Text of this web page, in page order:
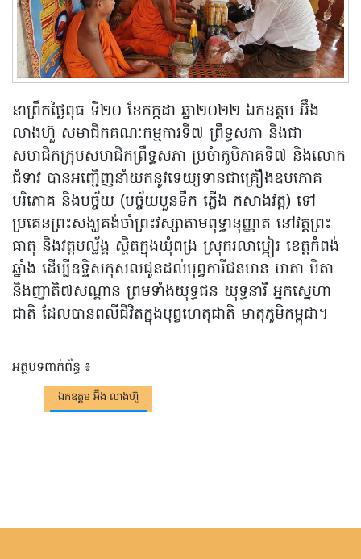
នាព្រឹកថ្ងៃពុធ ទី២០ ខែកក្កដា ឆ្នា២០២២ ឯកឧត្តម អ៊ឹង
លាងហ៊ួ សមាជិកគណៈកម្មការទី៧ ព្រឹទ្ធសភា និងជា
សមាជិកក្រុមសមាជិកព្រឹទ្ធសភា ប្រចំាភូមិភាគទី៧ និងលោក
ជំទាវ បានអញ្ជើញនាំយកនូវទេយ្យទានជាគ្រឿងឧបភោគ
បរិភោគ និងបច្ច័យ (បច្ច័យបួនទឹក ភ្លើង កសាងវត្ត) ទៅ
ប្រគេនព្រះសង្ឃគង់ចាំព្រះវស្សាតាមពុទ្ធានុញ្ញាត នៅវត្តព្រះ
ធាតុ និងវត្តបល្ល័ង្គ ស្ថិតក្នុងឃុំពង្រ ស្រុករលាប្អៀរ ខេត្តកំពង់
ឆ្នាំង ដើម្បីឧទ្ទិសកុសលជូនដល់បុព្វការីជនមាន មាតា បិតា
និងញាតិ៧សណ្តាន ព្រមទាំងយុទ្ធជន យុទ្ធនារី អ្នកស្នេហា
ជាតិ ដែលបានពលីជីវិតក្នុងបុព្វហេតុជាតិ មាតុភូមិកម្ពុជា។
អត្ថបទពាក់ព័ន្ធ ៖
ឯកឧត្តម អ៊ឹង លាងហ៊ួ